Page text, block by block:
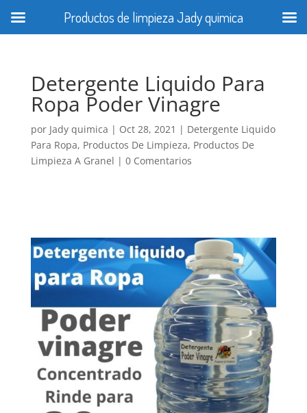
Detergente Liquido Para
Ropa Poder Vinagre
por Jady quimica | Oct 28, 2021 | Detergente Liquido
Para Ropa, Productos De Limpieza, Productos De
Limpieza A Granel | 0 Comentarios
Productos de limpieza Jady quimica